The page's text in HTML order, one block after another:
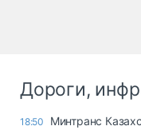
Дороги,
18:50
Минтранс